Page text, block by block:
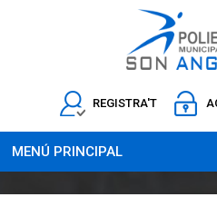
REGISTRA'T
MENÚ PRINCIPAL